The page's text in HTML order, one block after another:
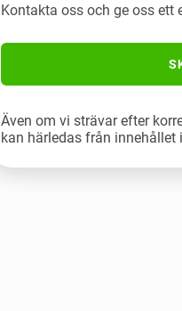
Kontakta oss och ge oss ett
Även om vi strävar efter
kan härledas från innehållet